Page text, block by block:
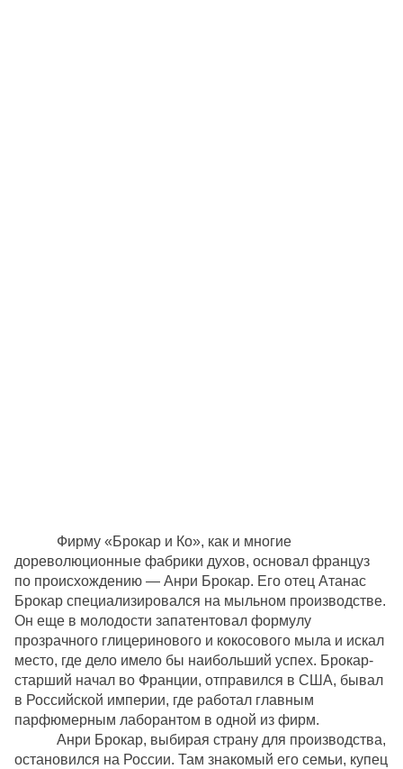
Фирму «Брокар и Ко», как и многие
дореволюционные фабрики духов, основал француз
по происхождению — Анри Брокар. Его отец Атанас
Брокар специализировался на мыльном производстве.
Он еще в молодости запатентовал формулу
прозрачного глицеринового и кокосового мыла и искал
место, где дело имело бы наибольший успех. Брокар-
старший начал во Франции, отправился в США, бывал
в Российской империи, где работал главным
парфюмерным лаборантом в одной из фирм.
Анри Брокар, выбирая страну для производства,
остановился на России. Там знакомый его семьи, купец